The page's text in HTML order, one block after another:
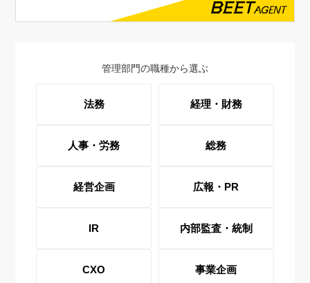
管理部門の職種から選ぶ
法務 経理・財務
人事・労務 総務
経営企画 広報・PR
IR 内部監査・統制
CXO 事業企画